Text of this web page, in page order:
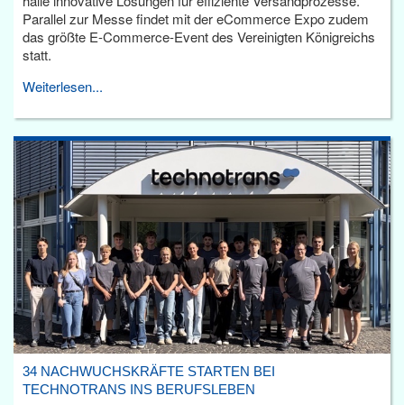
Parallel zur Messe findet mit der eCommerce Expo zudem
das größte E-Commerce-Event des Vereinigten Königreichs
statt.
Weiterlesen...
34 NACHWUCHSKRÄFTE STARTEN BEI
TECHNOTRANS INS BERUFSLEBEN